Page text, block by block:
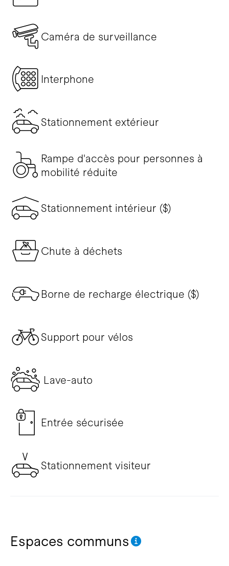
Caméra de surveillance
Interphone
Stationnement extérieur
Rampe d'accès pour personnes à
mobilité réduite
Stationnement intérieur ($)
Chute à déchets
Borne de recharge électrique ($)
Support pour vélos
Lave-auto
Entrée sécurisée
Stationnement visiteur
Espaces communs